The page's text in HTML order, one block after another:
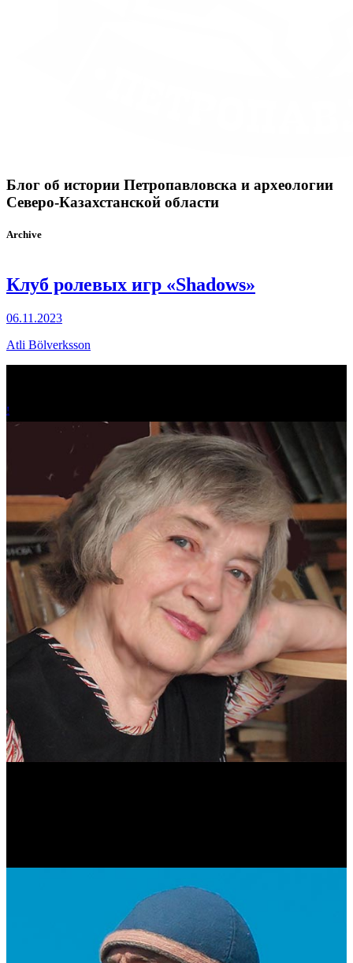
Блог об истории Петропавловска и археологии
Северо-Казахстанской области
Archive
Клуб ролевых игр «Shadows»
06.11.2023
Atli Bölverksson
!